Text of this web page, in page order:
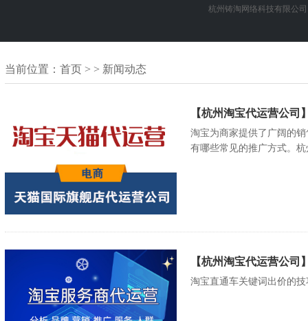
杭州铸淘网络科技有限公司
当前位置： 首页 > > 新闻动态
【杭州淘宝代运营公
淘宝为商家提供了广阔的
有哪些常见的推广方式。
【杭州淘宝代运营公
淘宝直通车关键词出价的